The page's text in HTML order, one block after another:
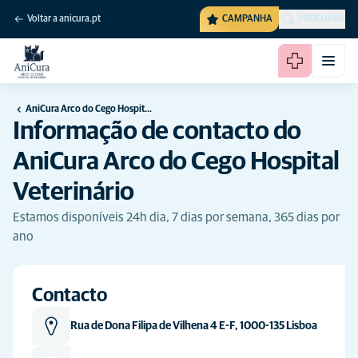
Voltar a anicura.pt CAMPANHA PROCURAR
AniCura Arco do Cego Hospital Veterinário
Informação de contacto do
AniCura Arco do Cego Hospital
Veterinário
Estamos disponíveis 24h dia, 7 dias por semana, 365 dias por
ano
Contacto
Rua de Dona Filipa de Vilhena 4 E-F, 1000-135 Lisboa